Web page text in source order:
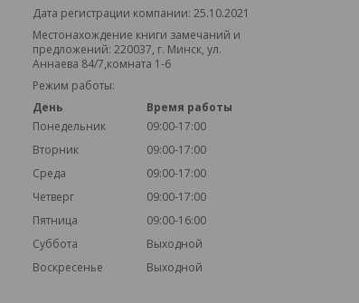
Дата регистрации компании: 25.10.2021
Местонахождение книги замечаний и
предложений: 220037, г. Минск, ул.
Аннаева 84/7,комната 1-6
Режим работы:
День
Время работы
Понедельник
09:00-17:00
Вторник
09:00-17:00
Среда
09:00-17:00
Четверг
09:00-17:00
Пятница
09:00-16:00
Суббота
Выходной
Воскресенье
Выходной